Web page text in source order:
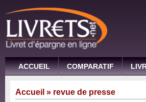
ACCUEIL COMPARATIF
Accueil » revue de presse